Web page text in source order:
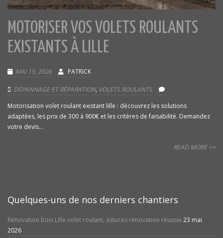
MOTORISER VOS VOLETS ROULANTS
EXISTANTS À LILLE
MAI 15, 2026 PATRICK
DÉPANNAGE ET RÉPARATION, VOLETS ROULANTS
Motorisation volet roulant existant lille : découvrez les solutions
adaptées, les prix de 300 à 900€ et les critères de faisabilité. Demandez
votre devis...
READ MORE >>
Quelques-uns de nos derniers chantiers
Rénovation bois Lille volet roulant, astuces rénovation réussie 23 mai
2026